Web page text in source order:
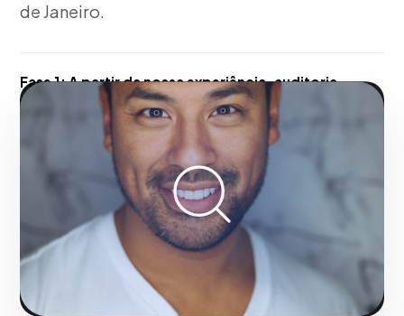
de Janeiro.
Fase 1:A partir da nossa experiência, auditoria
técnica on-page e correção de rastreamento.
Gerando uma presença de marca de destaque em
Rio de Janeiro.
Solicitar serviço